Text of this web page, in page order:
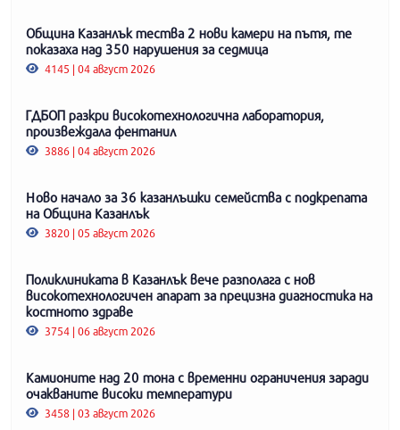
Община Казанлък тества 2 нови камери на пътя, те
показаха над 350 нарушения за седмица
4145 | 04 август 2026
ГДБОП разкри високотехнологична лаборатория,
произвеждала фентанил
3886 | 04 август 2026
Ново начало за 36 казанлъшки семейства с подкрепата
на Община Казанлък
3820 | 05 август 2026
Поликлиниката в Казанлък вече разполага с нов
високотехнологичен апарат за прецизна диагностика на
костното здраве
3754 | 06 август 2026
Камионите над 20 тона с временни ограничения заради
очакваните високи температури
3458 | 03 август 2026